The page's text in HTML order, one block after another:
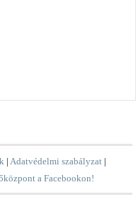
|Adatvédelmi szabályzat |
a Facebookon!